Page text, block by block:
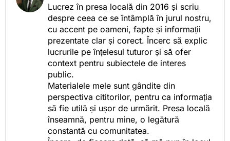
Lucrez în presa locală din 2016 și scriu
despre ceea ce se întâmplă în jurul nostru,
cu accent pe oameni, fapte și informații
prezentate clar și corect. Încerc să explic
lucrurile pe înțelesul tuturor și să ofer
context pentru subiectele de interes
public.
Materialele mele sunt gândite din
perspectiva cititorilor, pentru ca informația
să fie utilă și ușor de urmărit. Presa locală
înseamnă, pentru mine, o legătură
constantă cu comunitatea.